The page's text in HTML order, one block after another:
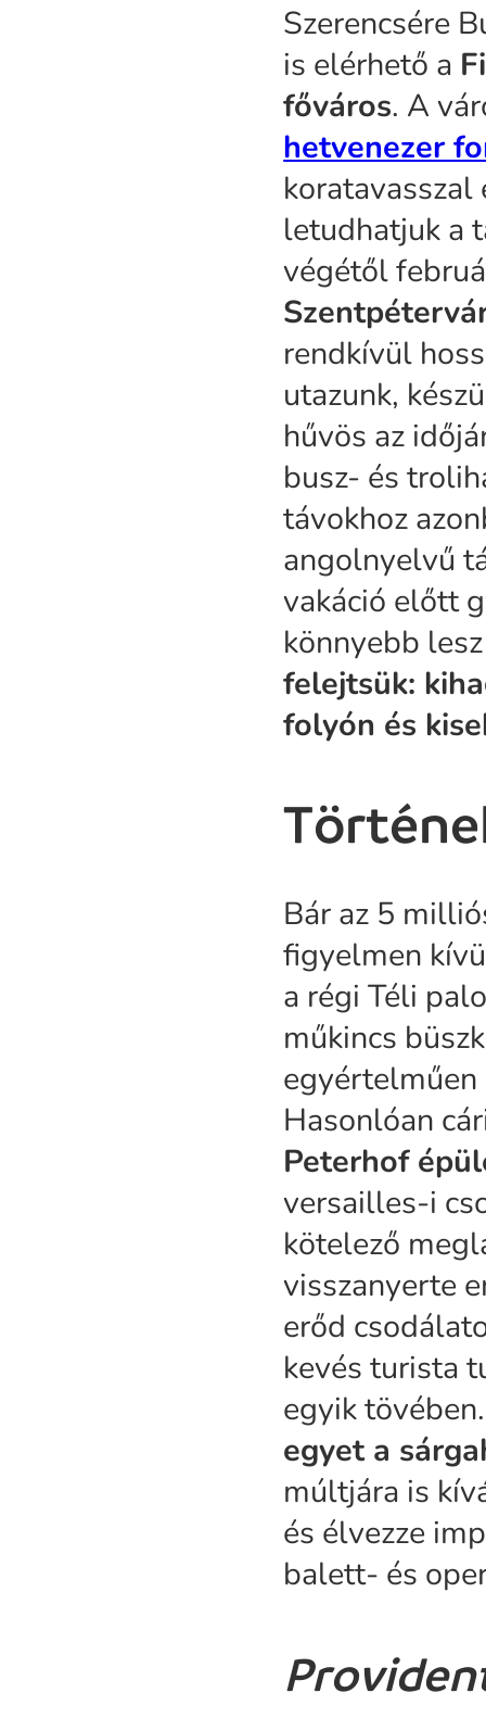
Szerencsére
is elérhető a
főváros. A
hetvenezer
koratavasszal
letudhatjuk a
végétől
rendkívül
utazunk,
hűvös az
busz- és
távokhoz
angolnyelvű
vakáció előtt
könnyebb
felejtsük:
folyón és
Bár az 5
figyelmen
a régi Téli
műkincs
egyértelműen
Hasonlóan
Peterhof
versailles-i
kötelező
visszanyerte
erőd
kevés turista
egyik
egyet a
múltjára is
és élvezze
balett- és